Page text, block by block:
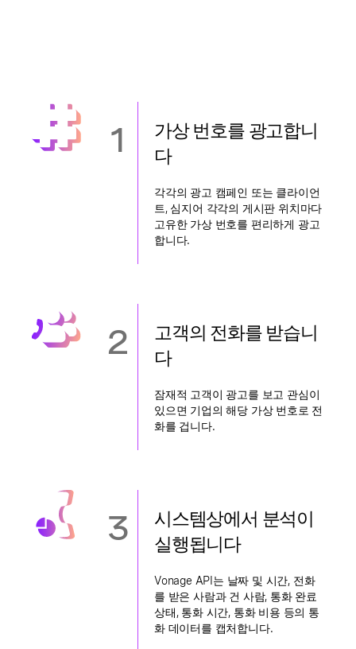
1
가상 번호를 광고합니
다
각각의 광고 캠페인 또는 클라이언
트, 심지어 각각의 게시판 위치마다
고유한 가상 번호를 편리하게 광고
합니다.
2
고객의 전화를 받습니
다
잠재적 고객이 광고를 보고 관심이
있으면 기업의 해당 가상 번호로 전
화를 겁니다.
3
시스템상에서 분석이
실행됩니다
Vonage API는 날짜 및 시간, 전화
를 받은 사람과 건 사람, 통화 완료
상태, 통화 시간, 통화 비용 등의 통
화 데이터를 캡처합니다.